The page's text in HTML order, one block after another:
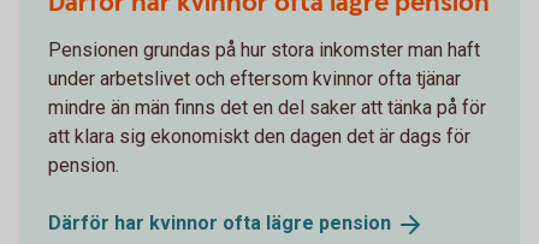
Pensionen grundas på hur stora inkomster man haft
under arbetslivet och eftersom kvinnor ofta tjänar
mindre än män finns det en del saker att tänka på för
att klara sig ekonomiskt den dagen det är dags för
pension.
Därför har kvinnor ofta lägre pension